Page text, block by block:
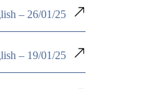
– 26/01/25
– 19/01/25